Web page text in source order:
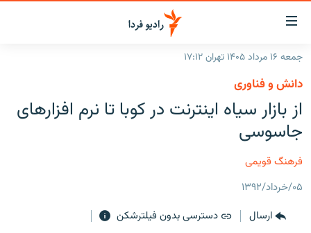
لینک‌های
قابلیت
دسترسی
بازگشت
منوی
اصلی
رفتن
صفحه
ایران
جهان
فرکانس‌ها
پادکست
چندرسانه‌ای
گزارش‌های تصویری
زنان فردا
جمعه ۱۶ مرداد ۱۴۰۵ تهران ۱۷:۱۲
دانش و فناوری
از بازار سیاه اینترنت در کوبا تا نرم افزارهای
جاسوسی
فرهنگ قویمی
۰۵/خرداد/۱۳۹۲
ارسال
دسترسی بدون فیلترشکن